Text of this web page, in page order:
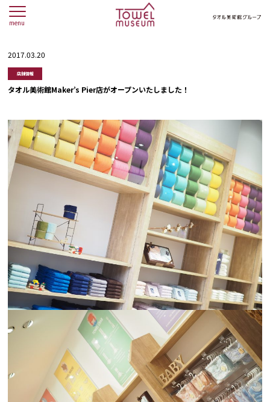
menu
2017.03.20
店舗情報
タオル美術館Maker’s Pier店がオープンいたしました！